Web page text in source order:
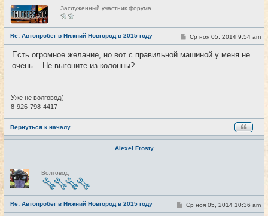
Н
е
в
с
е
Заслуженный участник форума
Re: Автопробег в Нижний Новгород в 2015 году #10
С
о
б
Ср ноя 05, 2014 9:54 am
Есть огромное желание, но вот с правильной машиной у меня не
очень... Не выгоните из колонны?
Уже не волговод(
8-926-798-4417
Вернуться к началу
Alexei Frosty
Н
е
в
с
е
т
и
Волговод
Re: Автопробег в Нижний Новгород в 2015 году #11
С
о
Ср ноя 05, 2014 10:36 am